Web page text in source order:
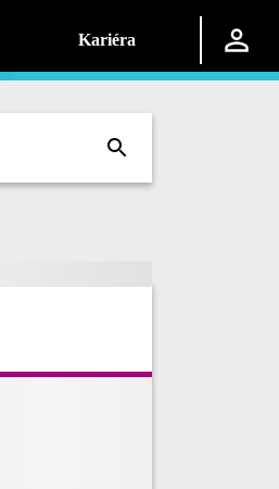
Kariéra